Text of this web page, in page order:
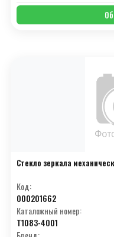
Стекло зеркала
Код:
000201662
Каталожный номер:
T1083-4001